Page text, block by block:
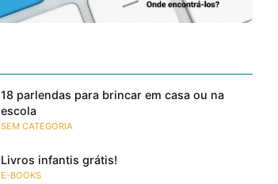
18 parlendas para brincar em casa ou na
escola
SEM CATEGORIA
Livros infantis grátis!
E-BOOKS